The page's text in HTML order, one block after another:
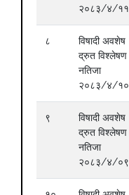
२०८३/४/११
८
विषादी अवशेष
द्रुत विश्लेषण
नतिजा
२०८३/४/१०
९
विषादी अवशेष
द्रुत विश्लेषण
नतिजा
२०८३/४/०९